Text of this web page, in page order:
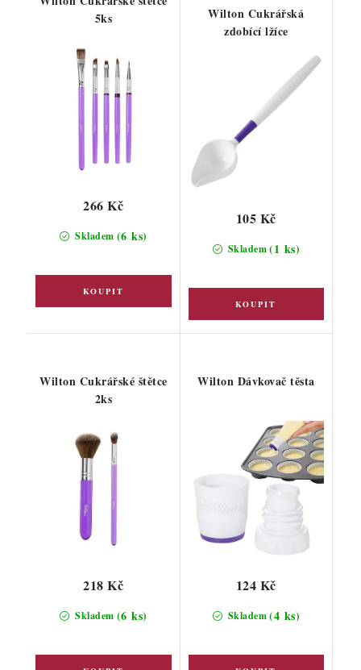
5ks
Skladem (6 ks)
266 Kč
Wilton Cukrářská
zdobící lžíce
Skladem(1 ks)
105 Kč
Wilton Cukrářské štětce
2ks
Skladem (6 ks)
218 Kč
Wilton Dávkovač těsta
Skladem(4 ks)
124 Kč